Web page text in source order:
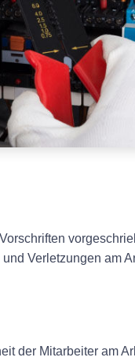
Verletzungen am
der Mitarbeiter am